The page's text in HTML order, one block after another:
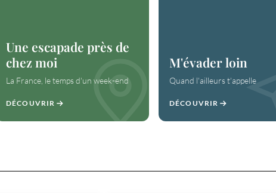
Une escapade près de
chez moi
La France, le temps d'un week-end
DÉCOUVRIR
M'évader loin
Quand l'ailleurs t'appelle
DÉCOUVRIR